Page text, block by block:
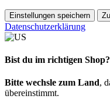
Einstellungen speichern
Datenschutzerklärung
Bist du im richtigen Shop?
Bitte wechsle zum Land,
übereinstimmt.